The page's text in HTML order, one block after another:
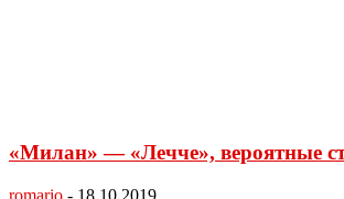
«Милан» — «Лечче», вероятные
romario - 18.10.2019